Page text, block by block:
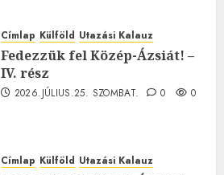
Címlap Külföld Utazási Kalauz
Fedezzük fel Közép-Ázsiát! –
IV. rész
2026.JÚLIUS.25. SZOMBAT. 0 0
Címlap Külföld Utazási Kalauz